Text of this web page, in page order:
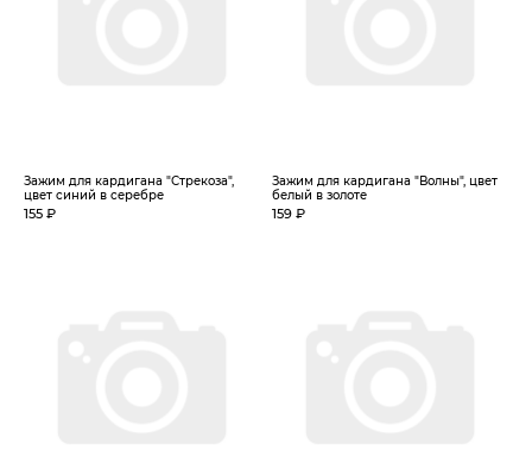
Зажим для кардигана "Стрекоза",
цвет синий в серебре
155 ₽
Зажим для кардигана "Волны", цвет
белый в золоте
159 ₽